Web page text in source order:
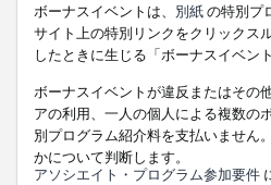
ボーナスイベントは、 別紙の特別プ
サイト上の特別リンクをクリックス
したときに生じる「ボーナスイベン
ボーナスイベントが違反またはその
アの利用、一人の個人による複数の
別プログラム紹介料を支払いません
かについて判断します。
アソシエイト・プログラム参加要件